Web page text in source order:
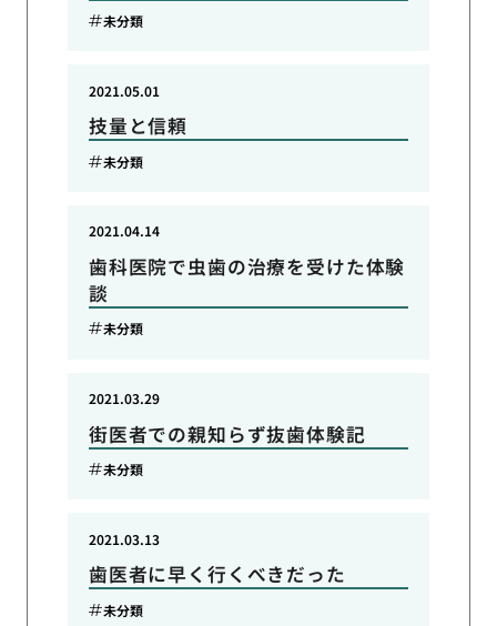
未分類
技量と信頼
2021.05.01
未分類
歯科医院で虫歯の治療を受けた体験
談
2021.04.14
未分類
街医者での親知らず抜歯体験記
2021.03.29
未分類
歯医者に早く行くべきだった
2021.03.13
未分類